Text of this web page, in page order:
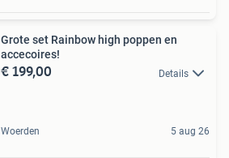
Grote set Rainbow high poppen en
accecoires!
€ 199,00 Details
Woerden 5 aug 26